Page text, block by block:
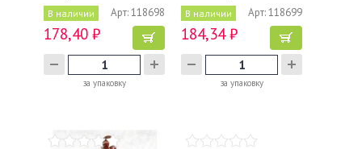
В наличии Арт: 118698
178,40 ₽
за упаковку
В наличии Арт: 118699
184,34 ₽
за упаковку